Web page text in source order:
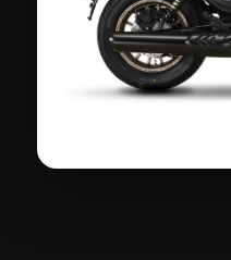
Η ZONTES
scooter 125